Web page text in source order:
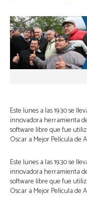
Este lunes a las 19:30 se
innovadora herramienta
software libre que fue
Oscar a Mejor Película de
Este lunes a las 19:30 se
innovadora herramienta
software libre que fue
Oscar a Mejor Película de